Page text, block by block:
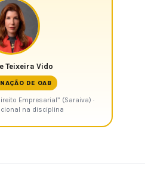
Teixeira Vido
DE OAB
Empresarial” (Saraiva) ·
na disciplina